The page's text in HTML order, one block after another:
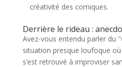
créativité des comiques.
Derrière le rideau :
Avez-vous entendu parler du "
situation presque loufoque
s’est retrouvé à improviser